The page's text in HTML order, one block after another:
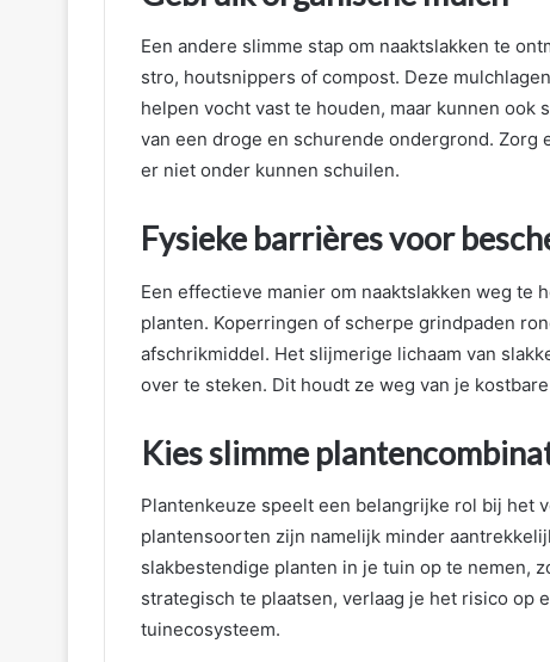
Een andere slimme stap om naaktslakken te
stro, houtsnippers of compost. Deze
helpen vocht vast te houden, maar kunnen
van een droge en schurende ondergrond. Zorg
er niet onder kunnen schuilen.
Fysieke barrières voor
Een effectieve manier om naaktslakken weg te
planten. Koperringen of scherpe grindpaden
afschrikmiddel. Het slijmerige lichaam van
over te steken. Dit houdt ze weg van je
Kies slimme
Plantenkeuze speelt een belangrijke rol bij het
plantensoorten zijn namelijk minder
slakbestendige planten in je tuin op te nemen,
strategisch te plaatsen, verlaag je het risico op
tuinecosysteem.